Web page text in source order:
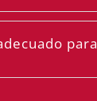
para